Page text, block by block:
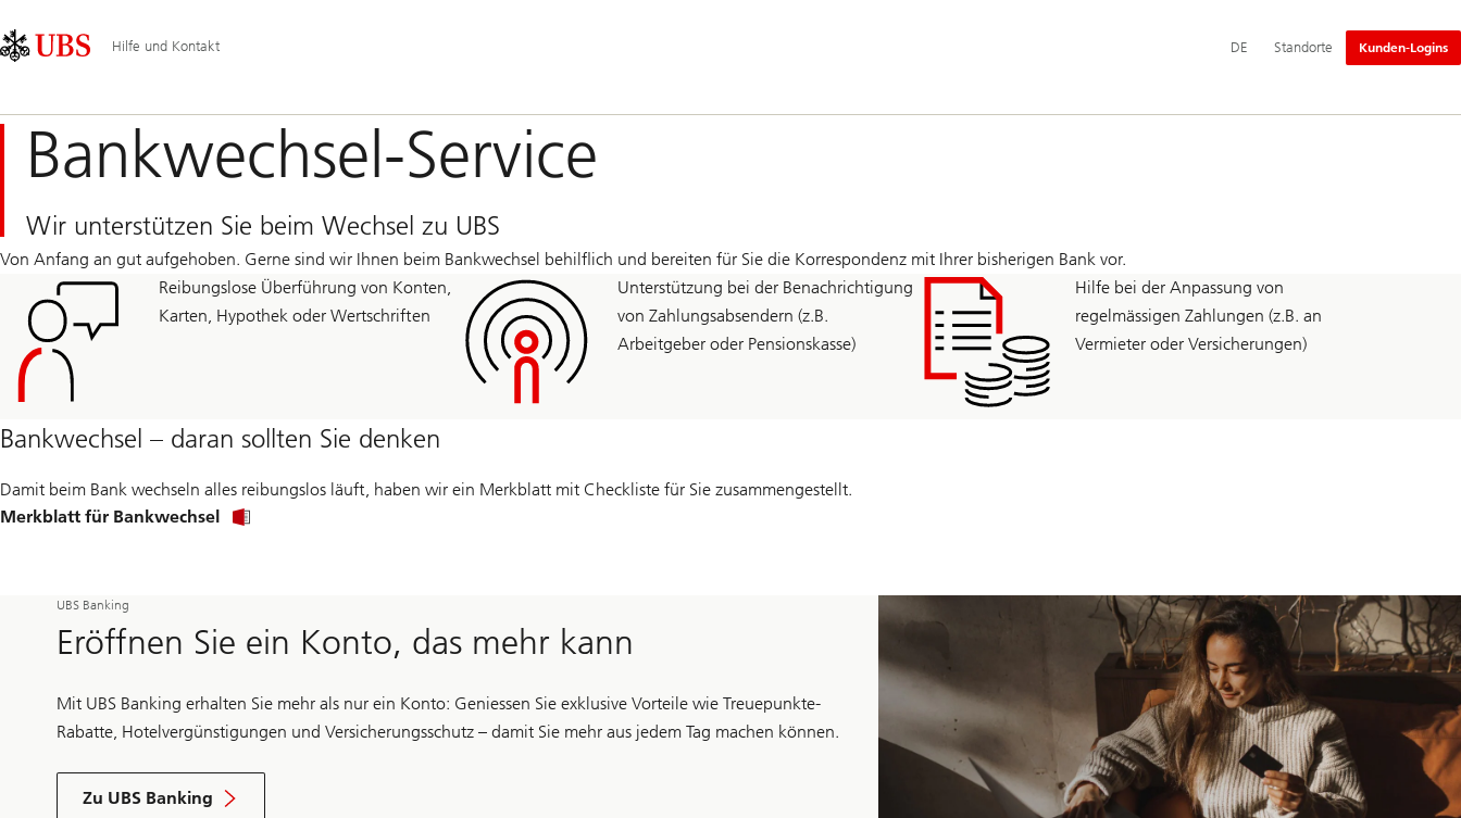
Area
Hilfe und Kontakt Hauptnavigation
DE Standorte Kunden-Logins
Bankwechsel-Service
Wir unterstützen Sie beim Wechsel zu UBS
Von Anfang an gut aufgehoben. Gerne sind wir Ihnen beim Bankwechsel behilflich und bereiten für Sie die Korrespondenz mit Ihrer bisherigen Bank vor.
Reibungslose Überführung von Konten,
Karten, Hypothek oder Wertschriften
Unterstützung bei der Benachrichtigung
von Zahlungsabsendern (z.B.
Arbeitgeber oder Pensionskasse)
Hilfe bei der Anpassung von
regelmässigen Zahlungen (z.B. an
Vermieter oder Versicherungen)
Bankwechsel – daran sollten Sie denken
Damit beim Bank wechseln alles reibungslos läuft, haben wir ein Merkblatt mit Checkliste für Sie zusammengestellt.
Merkblatt für Bankwechsel
UBS Banking
Eröffnen Sie ein Konto, das mehr kann
Mit UBS Banking erhalten Sie mehr als nur ein Konto: Geniessen Sie exklusive Vorteile wie Treuepunkte-
Rabatte, Hotelvergünstigungen und Versicherungsschutz – damit Sie mehr aus jedem Tag machen können.
Zu UBS Banking